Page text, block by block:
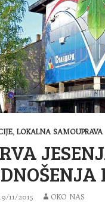
, LOKALNA SAMOUPRAVA
11/2015 OKO NAS